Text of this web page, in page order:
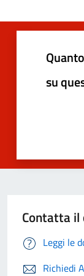
su
Contatta il
Leggi le
Richiedi